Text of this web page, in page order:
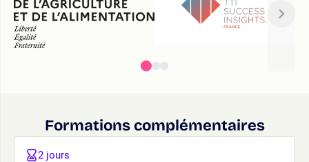
Formations complémentaires
2 jours